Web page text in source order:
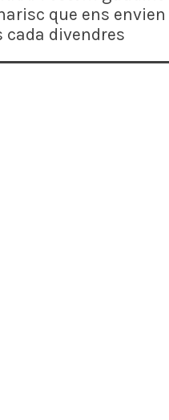
que ens envien
cada divendres